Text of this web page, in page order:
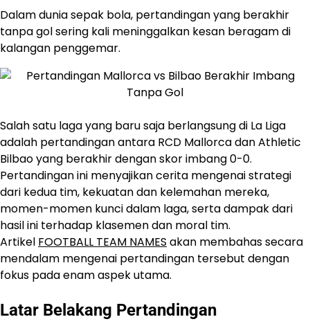
Dalam dunia sepak bola, pertandingan yang berakhir
tanpa gol sering kali meninggalkan kesan beragam di
kalangan penggemar.
Salah satu laga yang baru saja berlangsung di La Liga
adalah pertandingan antara RCD Mallorca dan Athletic
Bilbao yang berakhir dengan skor imbang 0-0.
Pertandingan ini menyajikan cerita mengenai strategi
dari kedua tim, kekuatan dan kelemahan mereka,
momen-momen kunci dalam laga, serta dampak dari
hasil ini terhadap klasemen dan moral tim.
Artikel FOOTBALL TEAM NAMES akan membahas secara
mendalam mengenai pertandingan tersebut dengan
fokus pada enam aspek utama.
Latar Belakang Pertandingan